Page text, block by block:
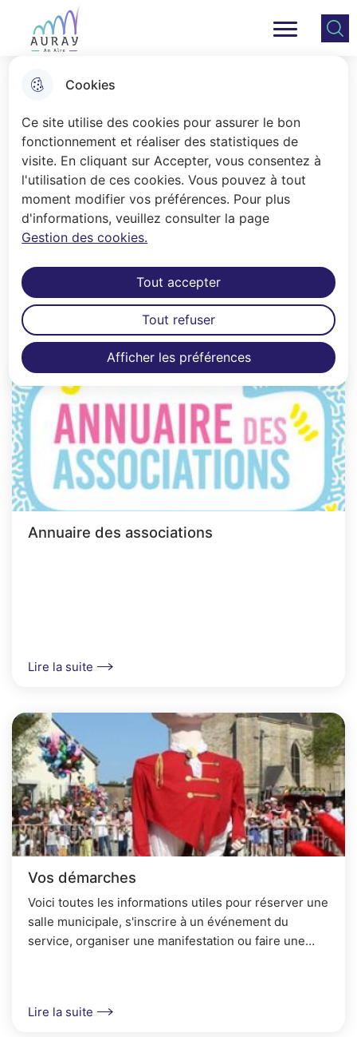
Cookies
Ce site utilise des cookies pour assurer le bon
fonctionnement et réaliser des statistiques de
visite. En cliquant sur Accepter, vous consentez à
l'utilisation de ces cookies. Vous pouvez à tout
moment modifier vos préférences. Pour plus
d'informations, veuillez consulter la page
Gestion des cookies.
Afficher les préférences
Tout accepter
Tout refuser
Aller
au
menu
Consulter
le plan
Ville Auray Menu principal
Accueil
La ville d’Auray recense environ 230
associations. Le service Vie
Associative est l'interface entre le
monde associatif et la Ville d'Auray. Il
est également votre interlocuteur
privilégié pour l'organisation
d'événements sur l'espace public.
Annuaire des associations
Lire la suite
Vos démarches
Voici toutes les informations utiles pour réserver une
salle municipale, s'inscrire à un événement du
service, organiser une manifestation ou faire une
Lire la suite